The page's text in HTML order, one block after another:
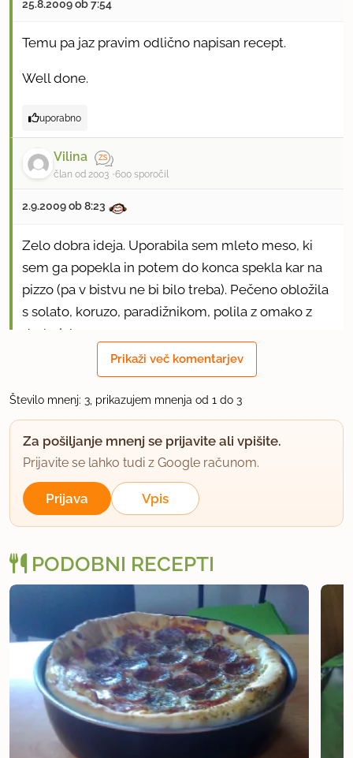
25.8.2009 ob 7:54
Temu pa jaz pravim odlično napisan recept.
Well done.
uporabno
Vilina
član od 2003 600 sporočil
2.9.2009 ob 8:23
Zelo dobra ideja. Uporabila sem mleto meso, ki
sem ga popekla in potem do konca spekla kar na
pizzo (pa v bistvu ne bi bilo treba). Pečeno obložila
s solato, koruzo, paradižnikom, polila z omako z
drobnjakom.
6.3.2015 ob 20:04
Zelo dober recept in še bolj okusna jed. Hvala.
Prikaži več komentarjev
Število mnenj: 3, prikazujem mnenja od 1 do 3
Za pošiljanje mnenj se prijavite ali vpišite.
Prijavite se lahko tudi z Google računom.
Prijava Vpis
PODOBNI RECEPTI